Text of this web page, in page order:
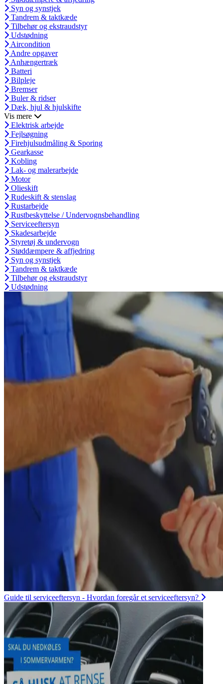
Syn og synstjek
Tandrem & taktkæde
Tilbehør og ekstraudstyr
Udstødning
Aircondition
Andre opgaver
Anhængertræk
Batteri
Bilpleje
Bremser
Buler & ridser
Dæk, hjul & hjulskifte
Vis mere
Elektrisk arbejde
Fejlsøgning
Firehjulsudmåling & Sporing
Gearkasse
Kobling
Lak- og malerarbejde
Motor
Olieskift
Rudeskift & stenslag
Rustarbejde
Rustbeskyttelse / Undervognsbehandling
Serviceeftersyn
Skadesarbejde
Styretøj & undervogn
Støddæmpere & affjedring
Syn og synstjek
Tandrem & taktkæde
Tilbehør og ekstraudstyr
Udstødning
Guide til serviceeftersyn - Hvordan foregår et serviceeftersyn?